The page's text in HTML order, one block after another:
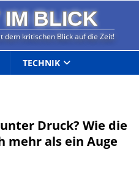
IM BLICK
dem kritischen Blick auf die Zeit!
TECHNIK
Druck? Wie die
mehr als ein Auge